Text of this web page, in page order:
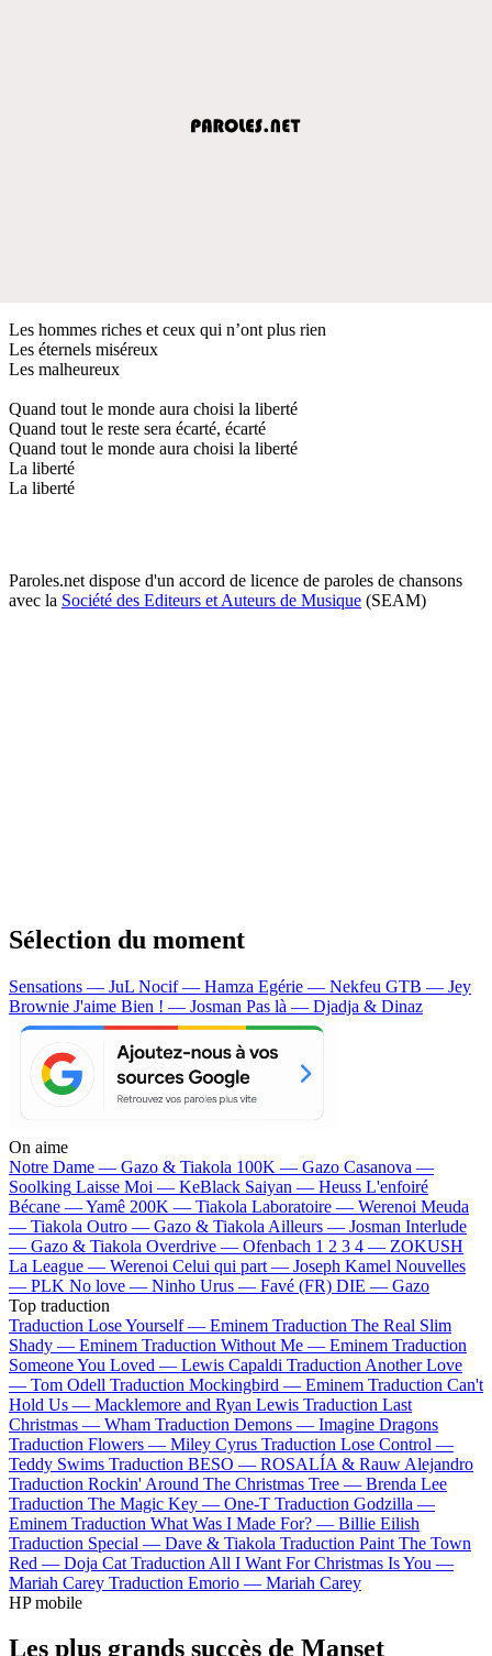
Les hommes riches et ceux qui n’ont plus rien
Les éternels miséreux
Les malheureux
Quand tout le monde aura choisi la liberté
Quand tout le reste sera écarté, écarté
Quand tout le monde aura choisi la liberté
La liberté
La liberté
Paroles.net dispose d'un accord de licence de paroles de chansons
avec la Société des Editeurs et Auteurs de Musique (SEAM)
Sélection du moment
Sensations — JuL Nocif — Hamza Egérie — Nekfeu GTB — Jey
Brownie J'aime Bien ! — Josman Pas là — Djadja & Dinaz
On aime
Notre Dame — Gazo & Tiakola 100K — Gazo Casanova —
Soolking Laisse Moi — KeBlack Saiyan — Heuss L'enfoiré
Bécane —Yamê 200K — Tiakola Laboratoire — Werenoi Meuda
— Tiakola Outro — Gazo & Tiakola Ailleurs — Josman Interlude
— Gazo & Tiakola Overdrive — Ofenbach 1 2 3 4 — ZOKUSH
La League — Werenoi Celui qui part — Joseph Kamel Nouvelles
— PLK No love — Ninho Urus — Favé (FR) DIE — Gazo
Top traduction
Traduction Lose Yourself — Eminem Traduction The Real Slim
Shady — Eminem Traduction Without Me — Eminem Traduction
Someone You Loved — Lewis Capaldi Traduction Another Love
— Tom Odell Traduction Mockingbird — Eminem Traduction Can't
Hold Us — Macklemore and Ryan Lewis Traduction Last
Christmas — Wham Traduction Demons — Imagine Dragons
Traduction Flowers — Miley Cyrus Traduction Lose Control —
Teddy Swims Traduction BESO — ROSALÍA & Rauw Alejandro
Traduction Rockin' Around The Christmas Tree — Brenda Lee
Traduction The Magic Key — One-T Traduction Godzilla —
Eminem Traduction What Was I Made For? — Billie Eilish
Traduction Special — Dave & Tiakola Traduction Paint The Town
Red — Doja Cat Traduction All I Want For Christmas Is You —
Mariah Carey Traduction Emorio — Mariah Carey
HP mobile
Les plus grands succès de Manset